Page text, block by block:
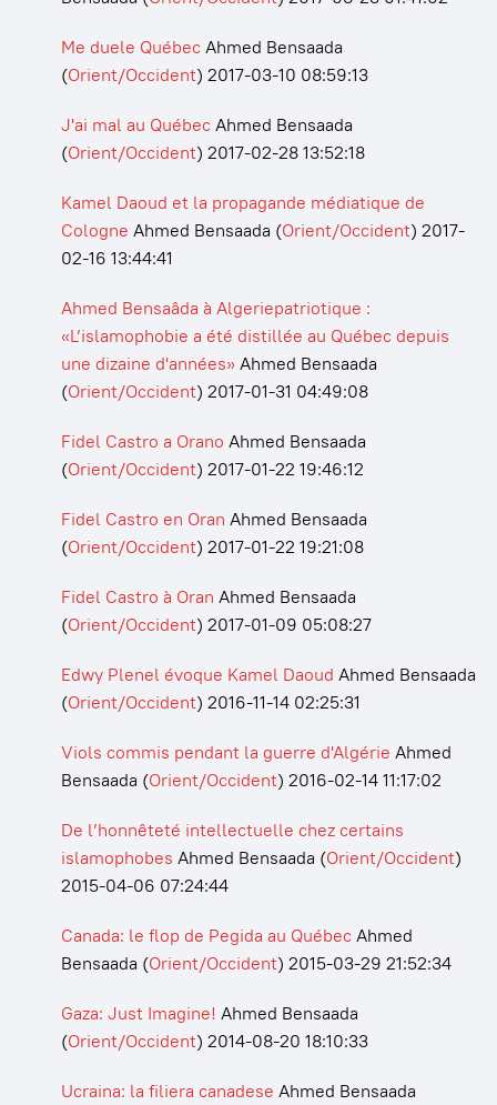
Me duele QuébecAhmed Bensaada
(Orient/Occident) 2017-03-10 08:59:13
J'ai mal au QuébecAhmed Bensaada
(Orient/Occident) 2017-02-28 13:52:18
Kamel Daoud et la propagande médiatique de
Cologne Ahmed Bensaada (Orient/Occident) 2017-
02-16 13:44:41
Ahmed Bensaâda à Algeriepatriotique :
«L’islamophobie a été distillée au Québec depuis
une dizaine d'années» Ahmed Bensaada
(Orient/Occident) 2017-01-31 04:49:08
Fidel Castro a Orano Ahmed Bensaada
(Orient/Occident) 2017-01-22 19:46:12
Fidel Castro en Oran Ahmed Bensaada
(Orient/Occident) 2017-01-22 19:21:08
Fidel Castro à Oran Ahmed Bensaada
(Orient/Occident) 2017-01-09 05:08:27
Edwy Plenel évoque Kamel Daoud Ahmed Bensaada
(Orient/Occident) 2016-11-14 02:25:31
Viols commis pendant la guerre d'Algérie Ahmed
Bensaada (Orient/Occident) 2016-02-14 11:17:02
De l’honnêteté intellectuelle chez certains
islamophobes Ahmed Bensaada (Orient/Occident)
2015-04-06 07:24:44
Canada: le flop de Pegida au QuébecAhmed
Bensaada (Orient/Occident) 2015-03-29 21:52:34
Gaza: Just Imagine! Ahmed Bensaada
(Orient/Occident) 2014-08-20 18:10:33
Ucraina: la filiera canadese Ahmed Bensaada